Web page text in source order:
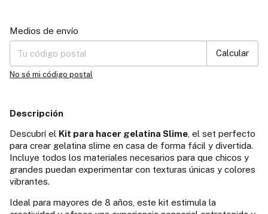
Entregas para el CP:
Medios de envío
Calcular
No sé mi código postal
Descripción
Descubrí el Kit para hacer gelatina Slime , el set perfecto
para crear gelatina slime en casa de forma fácil y divertida.
Incluye todos los materiales necesarios para que chicos y
grandes puedan experimentar con texturas únicas y colores
vibrantes.
Ideal para mayores de 8 años, este kit estimula la